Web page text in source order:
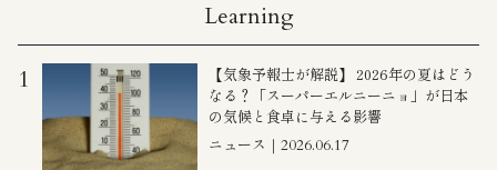
Learning
1
【気象予報士が解説】 2026年の夏はどう
なる？「スーパーエルニーニョ」が日本
の気候と食卓に与える影響
ニュース｜2026.06.17